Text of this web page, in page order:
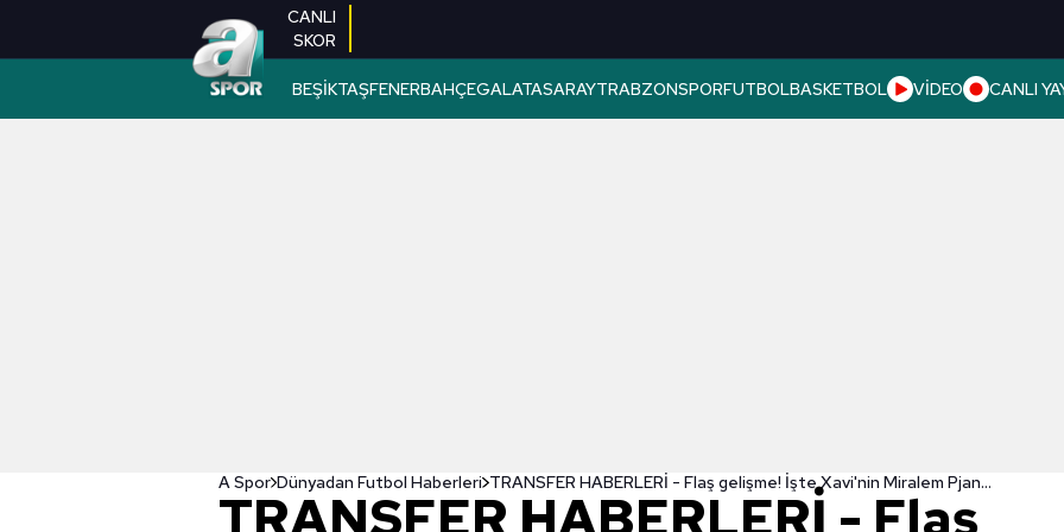
CANLI
SKOR
BEŞİKTAŞFENERBAHÇEGALATASARAYTRABZONSPORFUTBOLBASKETBOL VİDEO CANLI
A Spor Dünyadan Futbol Haberleri TRANSFER HABERLERİ - Flaş gelişme! İşte Xavi'nin Miralem Pjanic kararı...
TRANSFER HABERLERİ - Flaş